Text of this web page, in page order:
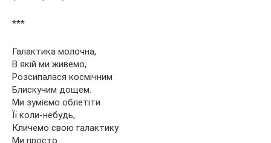
***
Галактика молочна,
В якій ми живемо,
Розсипалася космічним
Блискучим дощем.
Ми зуміємо облетіти
Її коли-небудь,
Кличемо свою галактику
Ми просто…